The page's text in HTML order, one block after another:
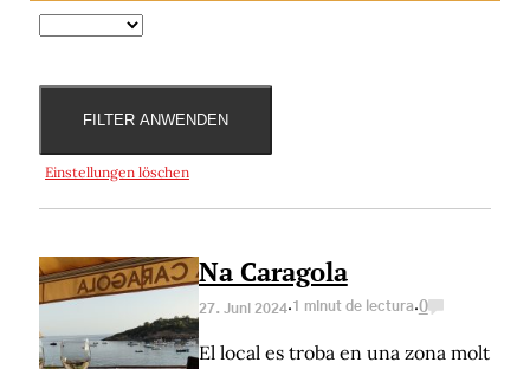
FILTER ANWENDEN
Einstellungen löschen
Na Caragola
27. Juni 2024·1 minut de lectura·0
El local es troba en una zona molt